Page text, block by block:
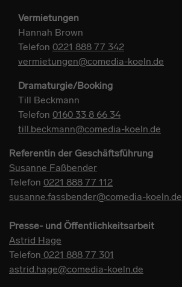
Vermietungen
Hannah Brown
Telefon 0221 888 77 342
vermietungen@comedia-koeln.de
Dramaturgie/Booking
Till Beckmann
Telefon 0160 33 8 66 34
till.beckmann@comedia-koeln.de
Referentin der Geschäftsführung
Susanne Faßbender
Telefon 0221 888 77 112
susanne.fassbender@comedia-koeln.de
Presse- und Öffentlichkeitsarbeit
Astrid Hage
Telefon 0221 888 77 301
astrid.hage@comedia-koeln.de